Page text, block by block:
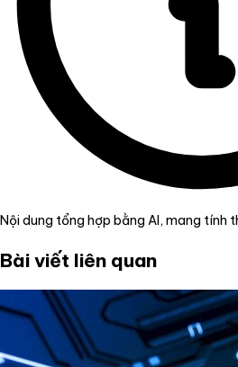
Nội dung tổng hợp bằng AI, mang tính
Bài viết liên quan